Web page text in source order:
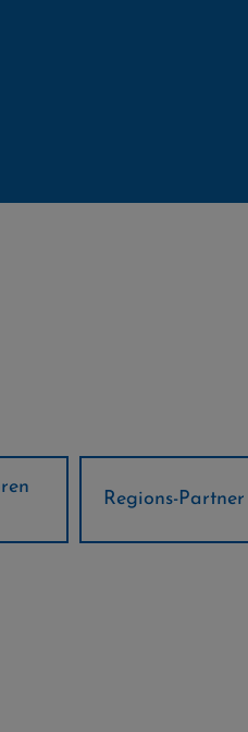
Örtliche Weltcup-
Partner